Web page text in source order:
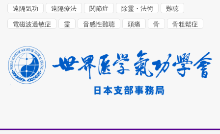
遠隔気功 遠隔療法 関節症 除霊・法術 難聴
電磁波過敏症 霊 音感性難聴 頭痛 骨 骨粗鬆症